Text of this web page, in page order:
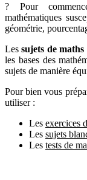
? Pour
mathématiques
géométrie,
Lessujets de
les bases des
sujets de manière
Pour bien vous
utiliser :
Les exercices
Les sujets
Les tests de